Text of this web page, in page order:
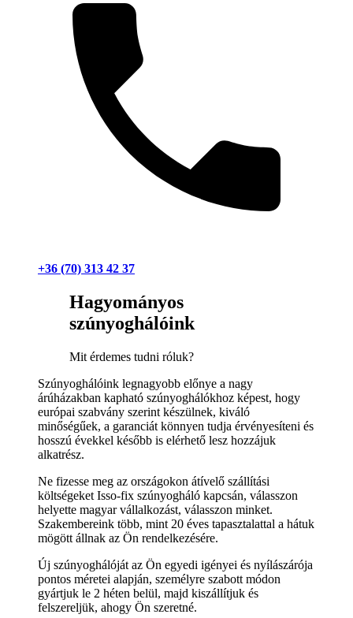
+36 (70) 313 42 37
Hagyományos
szúnyoghálóink
Mit érdemes tudni róluk?
Szúnyoghálóink legnagyobb előnye a nagy
árúházakban kapható szúnyoghálókhoz képest, hogy
európai szabvány szerint készülnek, kiváló
minőségűek, a garanciát könnyen tudja érvényesíteni és
hosszú évekkel később is elérhető lesz hozzájuk
alkatrész.
Ne fizesse meg az országokon átívelő szállítási
költségeket Isso-fix szúnyogháló kapcsán, válasszon
helyette magyar vállalkozást, válasszon minket.
Szakembereink több, mint 20 éves tapasztalattal a hátuk
mögött állnak az Ön rendelkezésére.
Új szúnyoghálóját az Ön egyedi igényei és nyílászárója
pontos méretei alapján, személyre szabott módon
gyártjuk le 2 héten belül, majd kiszállítjuk és
felszereljük, ahogy Ön szeretné.